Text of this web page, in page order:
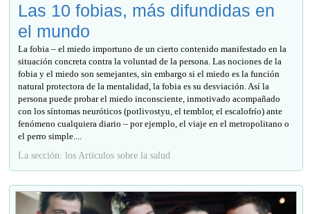
Las 10 fobias, más difundidas en
el mundo
La fobia – el miedo importuno de un cierto contenido manifestado en la
situación concreta contra la voluntad de la persona. Las nociones de la
fobia y el miedo son semejantes, sin embargo si el miedo es la función
natural protectora de la mentalidad, la fobia es su desviación. Así la
persona puede probar el miedo inconsciente, inmotivado acompañado
con los síntomas neuróticos (potlivostyu, el temblor, el escalofrío) ante
fenómeno cualquiera diario – por ejemplo, el viaje en el metropolitano o
el perro simple....
La sección: los Artículos sobre la salud